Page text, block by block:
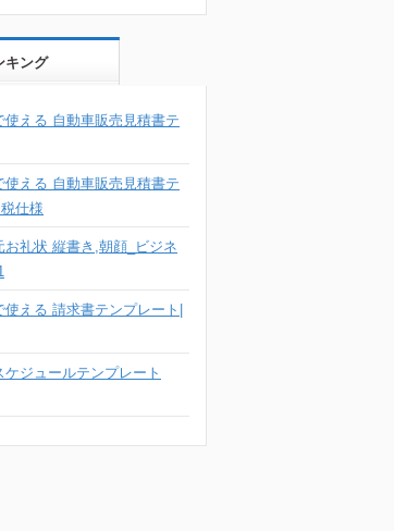
キング
使える 自動車販売見積書テ
使える 自動車販売見積書テ
仕様
お礼状 縦書き,朝顔_ビジネ
使える 請求書テンプレート|
ケジュールテンプレート